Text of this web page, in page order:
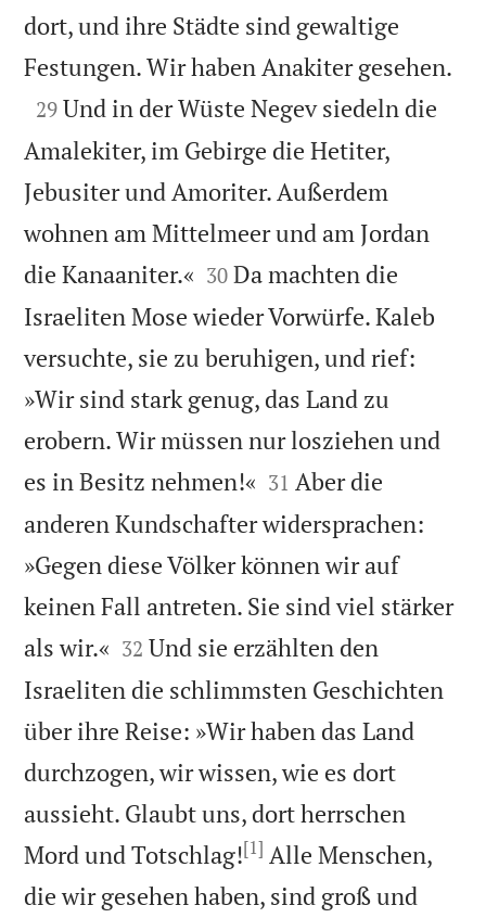
dort, und ihre Städte sind gewaltige
Festungen. Wir haben Anakiter gesehen.

29 Und in der Wüste Negev siedeln die
Amalekiter, im Gebirge die Hetiter,
Jebusiter und Amoriter. Außerdem
wohnen am Mittelmeer und am Jordan
die Kanaaniter.« 

30 Da machten die
Israeliten Mose wieder Vorwürfe. Kaleb
versuchte, sie zu beruhigen, und rief:
»Wir sind stark genug, das Land zu
erobern. Wir müssen nur losziehen und
es in Besitz nehmen!« 

31 Aber die
anderen Kundschafter widersprachen:
»Gegen diese Völker können wir auf
keinen Fall antreten. Sie sind viel stärker
als wir.« 

32 Und sie erzählten den
Israeliten die schlimmsten Geschichten
über ihre Reise: »Wir haben das Land
durchzogen, wir wissen, wie es dort
aussieht. Glaubt uns, dort herrschen
Mord und Totschlag![1] Alle Menschen,
die wir gesehen haben, sind groß und